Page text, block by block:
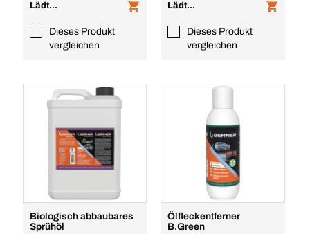
Lädt...
Dieses Produkt
vergleichen
Lädt...
Dieses Produkt
vergleichen
Biologisch abbaubares
Sprühöl
Ölfleckentferner
B.Green